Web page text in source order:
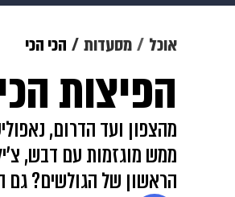
מוזיקה
דיגיטל
אוכל מסעדות הכי הכי
הפיצות הכי
מהצפון ועד הדרום,
הראשון של הגולשים? גם